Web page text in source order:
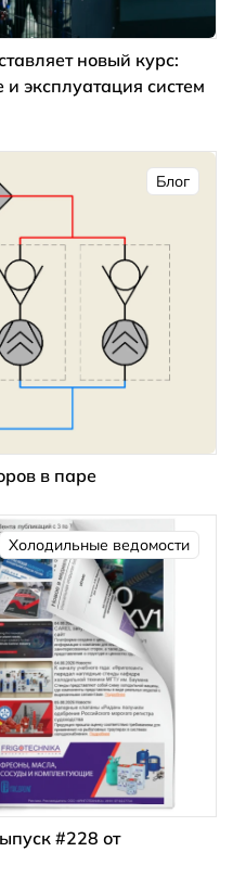
новый курс:
эксплуатация систем
Блог
в паре
Холодильные ведомости
#228 от